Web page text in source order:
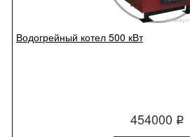
Водогрейный котел 500 кВт
454000 q